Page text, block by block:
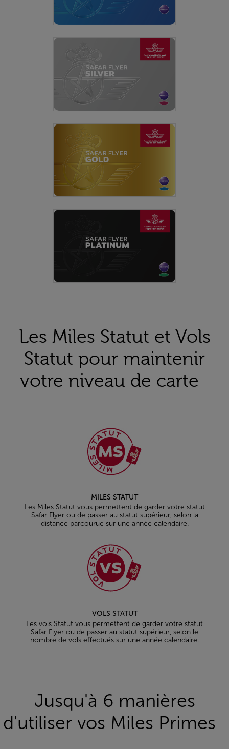
Les Miles Statut et Vols
Statut pour maintenir
votre niveau de carte
MILES STATUT
Les Miles Statut vous permettent de garder votre statut
Safar Flyer ou de passer au statut supérieur, selon la
distance parcourue sur une année calendaire.
VOLS STATUT
Les vols Statut vous permettent de garder votre statut
Safar Flyer ou de passer au statut supérieur, selon le
nombre de vols effectués sur une année calendaire.
Open in a new window
Jusqu'à 6 manières
d'utiliser vos Miles Primes